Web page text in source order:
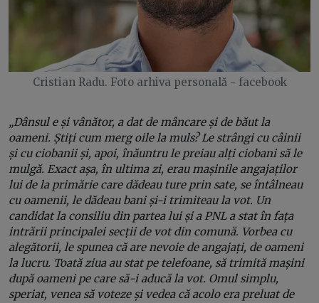
Cristian Radu. Foto arhiva personală - facebook
„Dânsul e și vânător, a dat de mâncare și de băut la
oameni. Știți cum merg oile la muls? Le strângi cu câinii
și cu ciobanii și, apoi, înăuntru le preiau alți ciobani să le
mulgă. Exact așa, în ultima zi, erau mașinile angajaților
lui de la primărie care dădeau ture prin sate, se întâlneau
cu oamenii, le dădeau bani și-i trimiteau la vot. Un
candidat la consiliu din partea lui și a PNL a stat în fața
intrării principalei secții de vot din comună. Vorbea cu
alegătorii, le spunea că are nevoie de angajați, de oameni
la lucru. Toată ziua au stat pe telefoane, să trimită mașini
după oameni pe care să-i aducă la vot. Omul simplu,
speriat, venea să voteze și vedea că acolo era preluat de